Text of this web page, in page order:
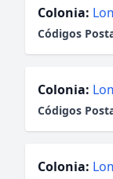
Colonia:
Códigos
Colonia:
Códigos
Colonia: